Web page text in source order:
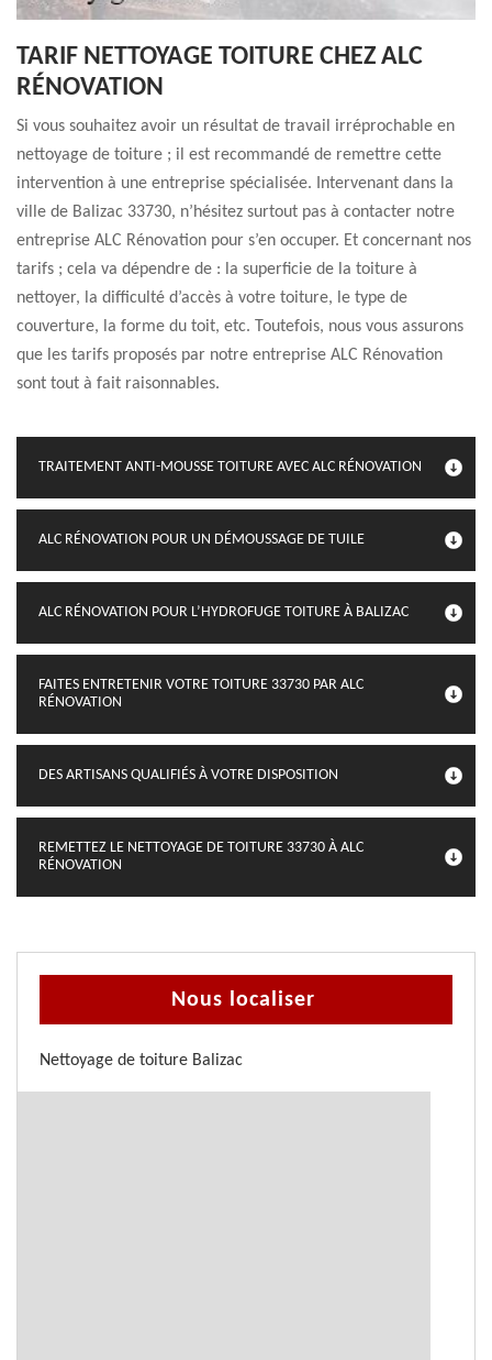
TARIF NETTOYAGE TOITURE CHEZ ALC
RÉNOVATION
Si vous souhaitez avoir un résultat de travail irréprochable en
nettoyage de toiture ; il est recommandé de remettre cette
intervention à une entreprise spécialisée. Intervenant dans la
ville de Balizac 33730, n’hésitez surtout pas à contacter notre
entreprise ALC Rénovation pour s’en occuper. Et concernant nos
tarifs ; cela va dépendre de : la superficie de la toiture à
nettoyer, la difficulté d’accès à votre toiture, le type de
couverture, la forme du toit, etc. Toutefois, nous vous assurons
que les tarifs proposés par notre entreprise ALC Rénovation
sont tout à fait raisonnables.
TRAITEMENT ANTI-MOUSSE TOITURE AVEC ALC RÉNOVATION
ALC RÉNOVATION POUR UN DÉMOUSSAGE DE TUILE
ALC RÉNOVATION POUR L’HYDROFUGE TOITURE À BALIZAC
FAITES ENTRETENIR VOTRE TOITURE 33730 PAR ALC
RÉNOVATION
DES ARTISANS QUALIFIÉS À VOTRE DISPOSITION
REMETTEZ LE NETTOYAGE DE TOITURE 33730 À ALC
RÉNOVATION
Nous localiser
Nettoyage de toiture Balizac